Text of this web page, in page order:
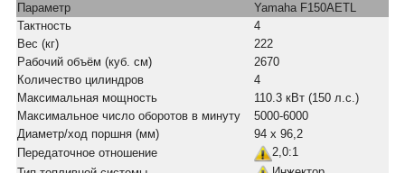
Параметр
Yamaha F150AETL
Тактность
4
Вес (кг)
222
Рабочий объём (куб. см)
2670
Количество цилиндров
4
Максимальная мощность
110.3 кВт (150 л.с.)
Максимальное число оборотов в минуту
5000-6000
Диаметр/ход поршня (мм)
94 x 96,2
Передаточное отношение
2,0:1